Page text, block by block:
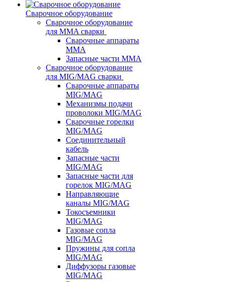
Сварочное оборудование
Сварочное оборудование
для MMA сварки
Сварочные аппараты
MMA
Запасные части MMA
Сварочное оборудование
для MIG/MAG сварки
Сварочные аппараты
MIG/MAG
Механизмы подачи
проволоки MIG/MAG
Сварочные горелки
MIG/MAG
Соединительный
кабель
Запасные части
MIG/MAG
Запасные части для
горелок MIG/MAG
Направляющие
каналы MIG/MAG
Токосъемники
MIG/MAG
Газовые сопла
MIG/MAG
Пружины для сопла
MIG/MAG
Диффузоры газовые
MIG/MAG